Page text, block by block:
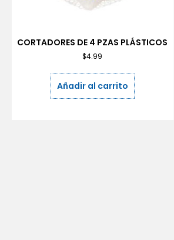
CORTADORES DE 4 PZAS PLÁSTICOS
$4.99
Añadir al carrito